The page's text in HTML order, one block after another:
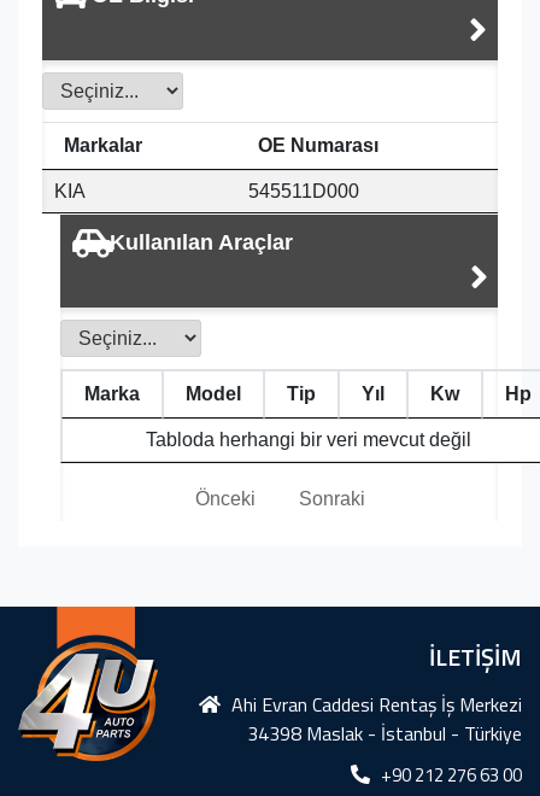
Markalar OE Numarası
KIA 545511D000
Kullanılan Araçlar
Marka Model Tip Yıl Kw Hp
Tabloda herhangi bir veri mevcut değil
Önceki Sonraki
İLETİŞİM
Ahi Evran Caddesi Rentaş İş Merkezi
34398 Maslak - İstanbul - Türkiye
+90 212 276 63 00